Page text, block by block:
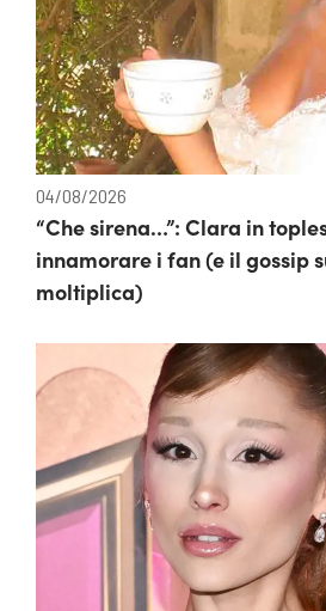
04/08/2026
“Che sirena…”: Clara in
innamorare i fan (e il gossip
moltiplica)